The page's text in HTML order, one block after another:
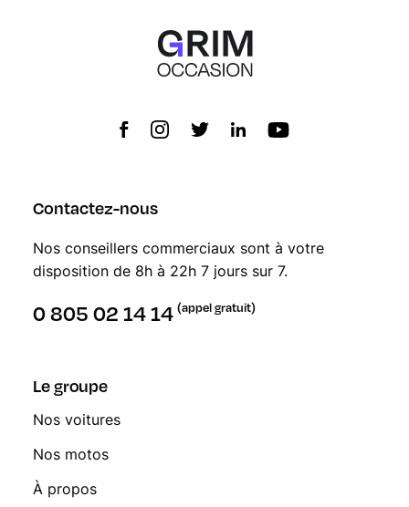
Contactez-nous
Nos conseillers commerciaux sont à votre
disposition de 8h à 22h 7 jours sur 7.
0 805 02 14 14 (appel gratuit)
Le groupe
Nos voitures
Nos motos
À propos